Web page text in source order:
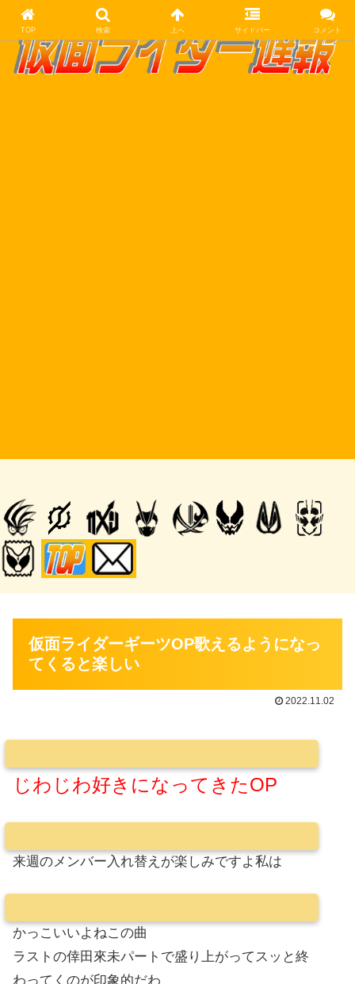
仮面ライダーギーツOP歌えるようになっ
てくると楽しい
2022.11.02
じわじわ好きになってきたOP
来週のメンバー入れ替えが楽しみですよ私は
かっこいいよねこの曲
ラストの倖田來未パートで盛り上がってスッと終
わってくのが印象的だわ
TOP 検索 上へ サイドバー コメント